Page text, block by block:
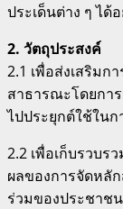
ประเด็นต่าง ๆ ได้
2. วัตถุประสงค์
2.1 เพื่อส่งเสริมก
สาธารณะโดยกา
ไปประยุกต์ใช้ใน
2.2 เพื่อเก็บรวบร
ผลของการจัดหลั
ร่วมของประชาชน